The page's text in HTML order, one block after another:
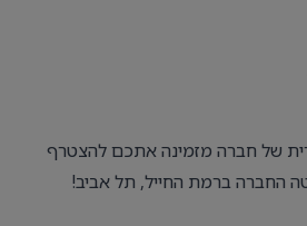
של חברה מזמינה אתכם להצטרף
החברה ברמת החייל, תל אביב!